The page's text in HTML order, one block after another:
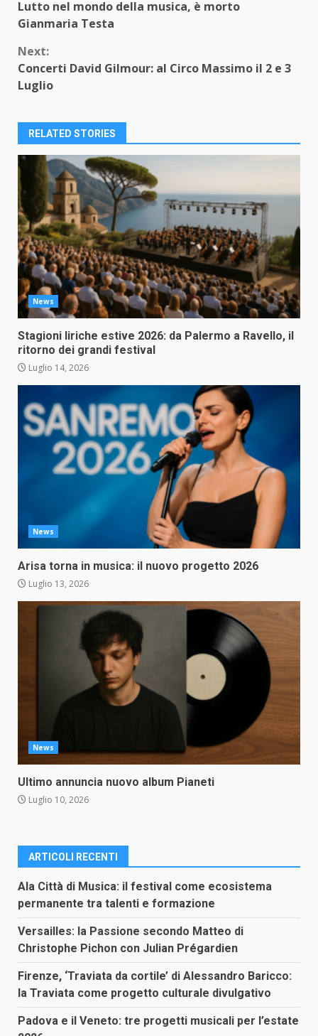
Reading
Lutto nel mondo della musica, è morto
Gianmaria Testa
Next:
Concerti David Gilmour: al Circo Massimo il 2 e 3
Luglio
RELATED STORIES
News
Stagioni liriche estive 2026: da Palermo a Ravello, il
ritorno dei grandi festival
Luglio 14, 2026
News
Arisa torna in musica: il nuovo progetto 2026
Luglio 13, 2026
News
Ultimo annuncia nuovo album Pianeti
Luglio 10, 2026
ARTICOLI RECENTI
Ala Città di Musica: il festival come ecosistema
permanente tra talenti e formazione
Versailles: la Passione secondo Matteo di
Christophe Pichon con Julian Prégardien
Firenze, ‘Traviata da cortile’ di Alessandro Baricco:
la Traviata come progetto culturale divulgativo
Padova e il Veneto: tre progetti musicali per l’estate